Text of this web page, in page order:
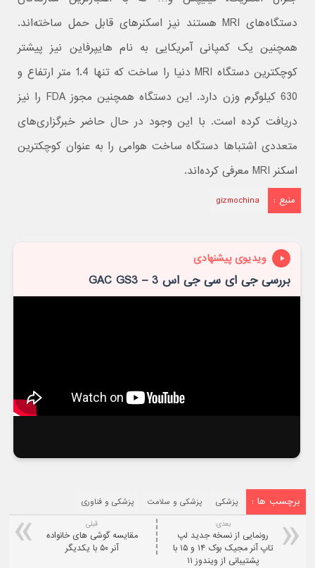
دستگاه‌های MRI هستند نیز اسکنرهای قابل حمل ساخته‌اند.
همچنین یک کمپانی آمریکایی به نام هایپرفاین نیز پیشتر
کوچکترین دستگاه MRI دنیا را ساخت که تنها 1.4 متر ارتفاع و
630 کیلوگرم وزن دارد. این دستگاه همچنین مجوز FDA را نیز
دریافت کرده است. با این وجود در حال حاضر خبرگزاری‌های
متعددی اشتباها دستگاه ساخت هوامی را به عنوان کوچکترین
اسکنر MRI معرفی کرده‌اند.
منبع : gizmochina
ویدیوی پیشنهادی
بررسی جی ای سی جی اس 3 – GAC GS3
برچسب ها : پزشکی پزشکی و سلامت پزشکی و فناوری
قبلی
مقایسه گوشی های خانواده
آنر ۵۰ با یکدیگر
بعدی:
رونمایی از نسخه جدید لپ
تاپ آنر مجیک بوک ۱۴ و ۱۵ با
پشتیبانی از ویندوز ۱۱